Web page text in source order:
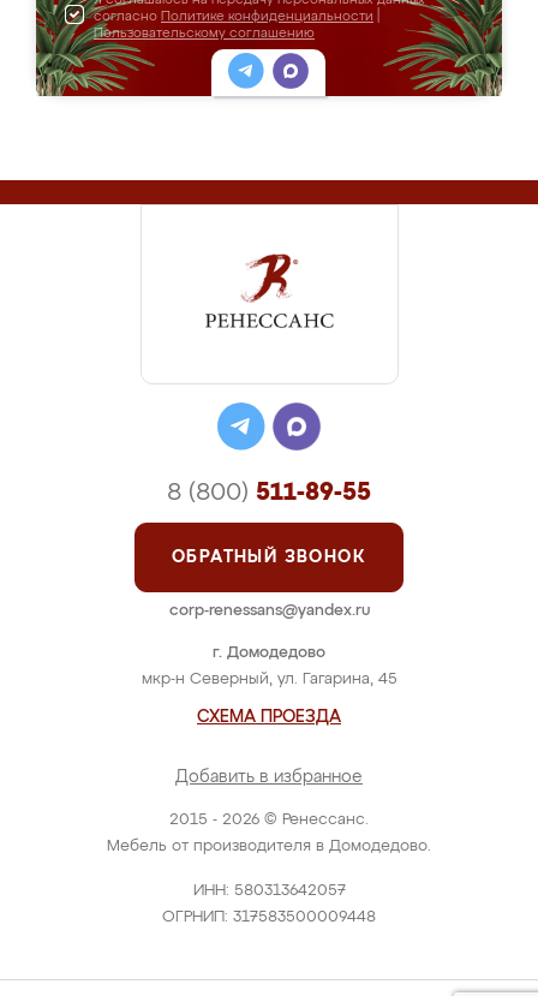
согласно Политике конфиденциальности
Пользовательскому соглашению
2015 - 2026 © Ренессанс.
Мебель от производителя в Домодедово.
ИНН: 580313642057
ОГРНИП: 317583500009448
г. Домодедово
мкр-н Северный, ул. Гагарина, 45
СХЕМА ПРОЕЗДА
Добавить в избранное
8 (800) 511-89-55
ОБРАТНЫЙ ЗВОНОК
corp-renessans@yandex.ru